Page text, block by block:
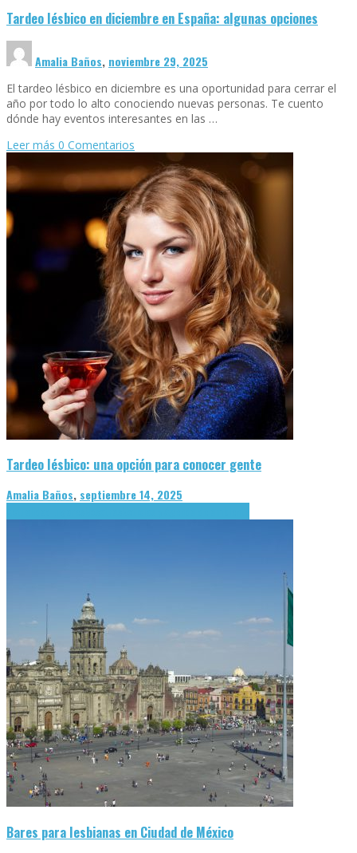
Tardeo lésbico en diciembre en España: algunas opciones
Amalia Baños, noviembre 29, 2025
El tardeo lésbico en diciembre es una oportunidad para cerrar el
año por todo lo alto conociendo nuevas personas. Te cuento
dónde hay eventos interesantes en las …
Leer más 0 Comentarios
Tardeo lésbico: una opción para conocer gente
Amalia Baños, septiembre 14, 2025
Bares para lesbianas en Ciudad de México